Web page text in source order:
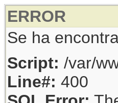
ERROR
Se ha
Script: /var/
Line#: 400